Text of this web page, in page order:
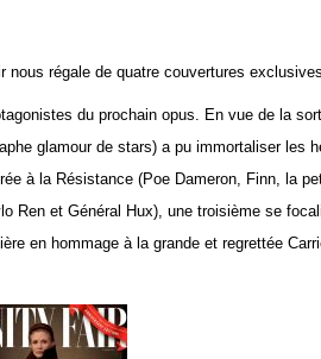
nous régale de quatre couvertures
du prochain opus. En vue de la
glamour de stars) a pu immortaliser les
à la Résistance (Poe Dameron, Finn, la
Ren et Général Hux), une troisième se
en hommage à la grande et regrettée